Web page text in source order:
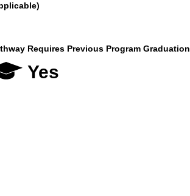
Requires Previous Program Graduation
Yes